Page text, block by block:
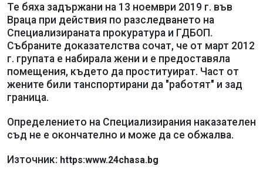
Те бяха задържани на 13 ноември 2019 г. във
Враца при действия по разследването на
Специализираната прокуратура и ГДБОП.
Събраните доказателства сочат, че от март 2012
г. групата е набирала жени и е предоставяла
помещения, където да проституират. Част от
жените били танспортирани да "работят" и зад
граница.
Определението на Специализирания наказателен
съд не е окончателно и може да се обжалва.
Източник: https:www.24chasa.bg